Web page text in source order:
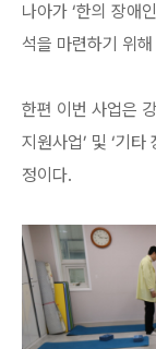
나아가 ‘한의 장애
석을 마련하기 위
한편 이번 사업은
지원사업’ 및 ‘기타
정이다.